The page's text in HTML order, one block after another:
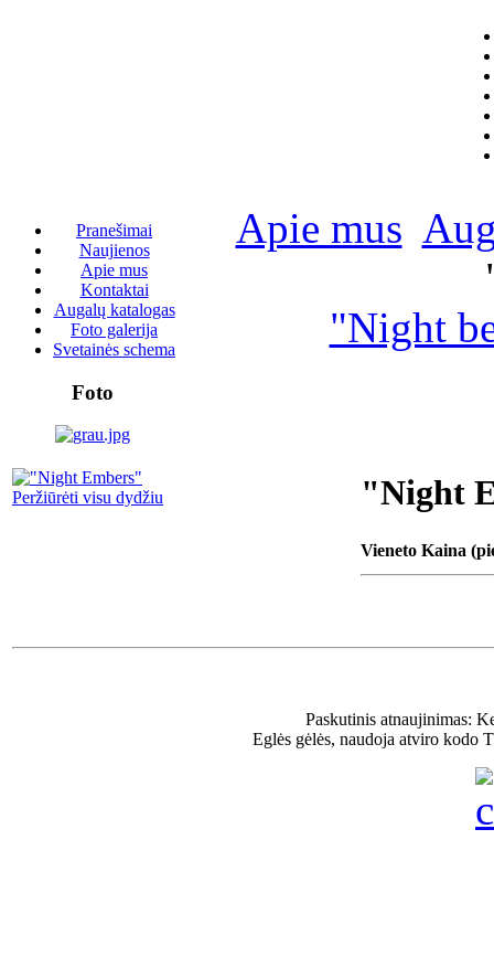
Pranešimai
Naujienos
Apie mus
Kontaktai
Augalų katalogas
Foto galerija
Svetainės schema
Foto
Apie mus
"Night
Peržiūrėti visu dydžiu "Night
Vieneto Kaina
Paskutinis atnaujinimas:
Eglės gėlės, naudoja atviro kodo